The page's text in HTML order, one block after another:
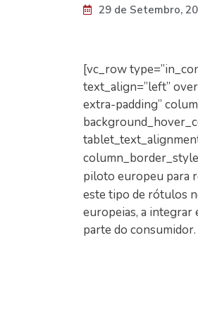
29 de Setembro,
[vc_row
text_align=”left”
extra-padding”
piloto europeu para
este tipo de rótulos
europeias, a integrar
parte do consumidor.